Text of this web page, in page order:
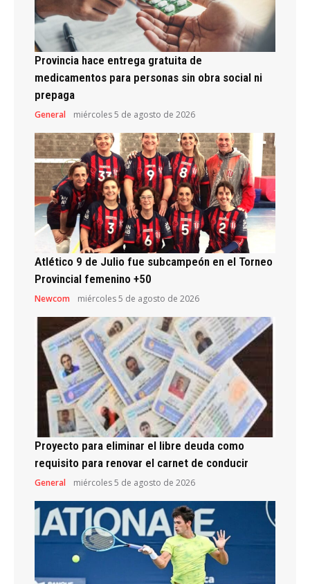
Provincia hace entrega gratuita de
medicamentos para personas sin obra social ni
prepaga
General miércoles 5 de agosto de 2026
Atlético 9 de Julio fue subcampeón en el Torneo
Provincial femenino +50
Newcom miércoles 5 de agosto de 2026
Proyecto para eliminar el libre deuda como
requisito para renovar el carnet de conducir
General miércoles 5 de agosto de 2026